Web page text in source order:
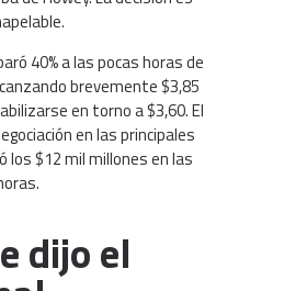
40% a las pocas horas de
brevemente $3,85
en torno a $3,60. El
en las principales
los $12 mil millones en las
dijo el